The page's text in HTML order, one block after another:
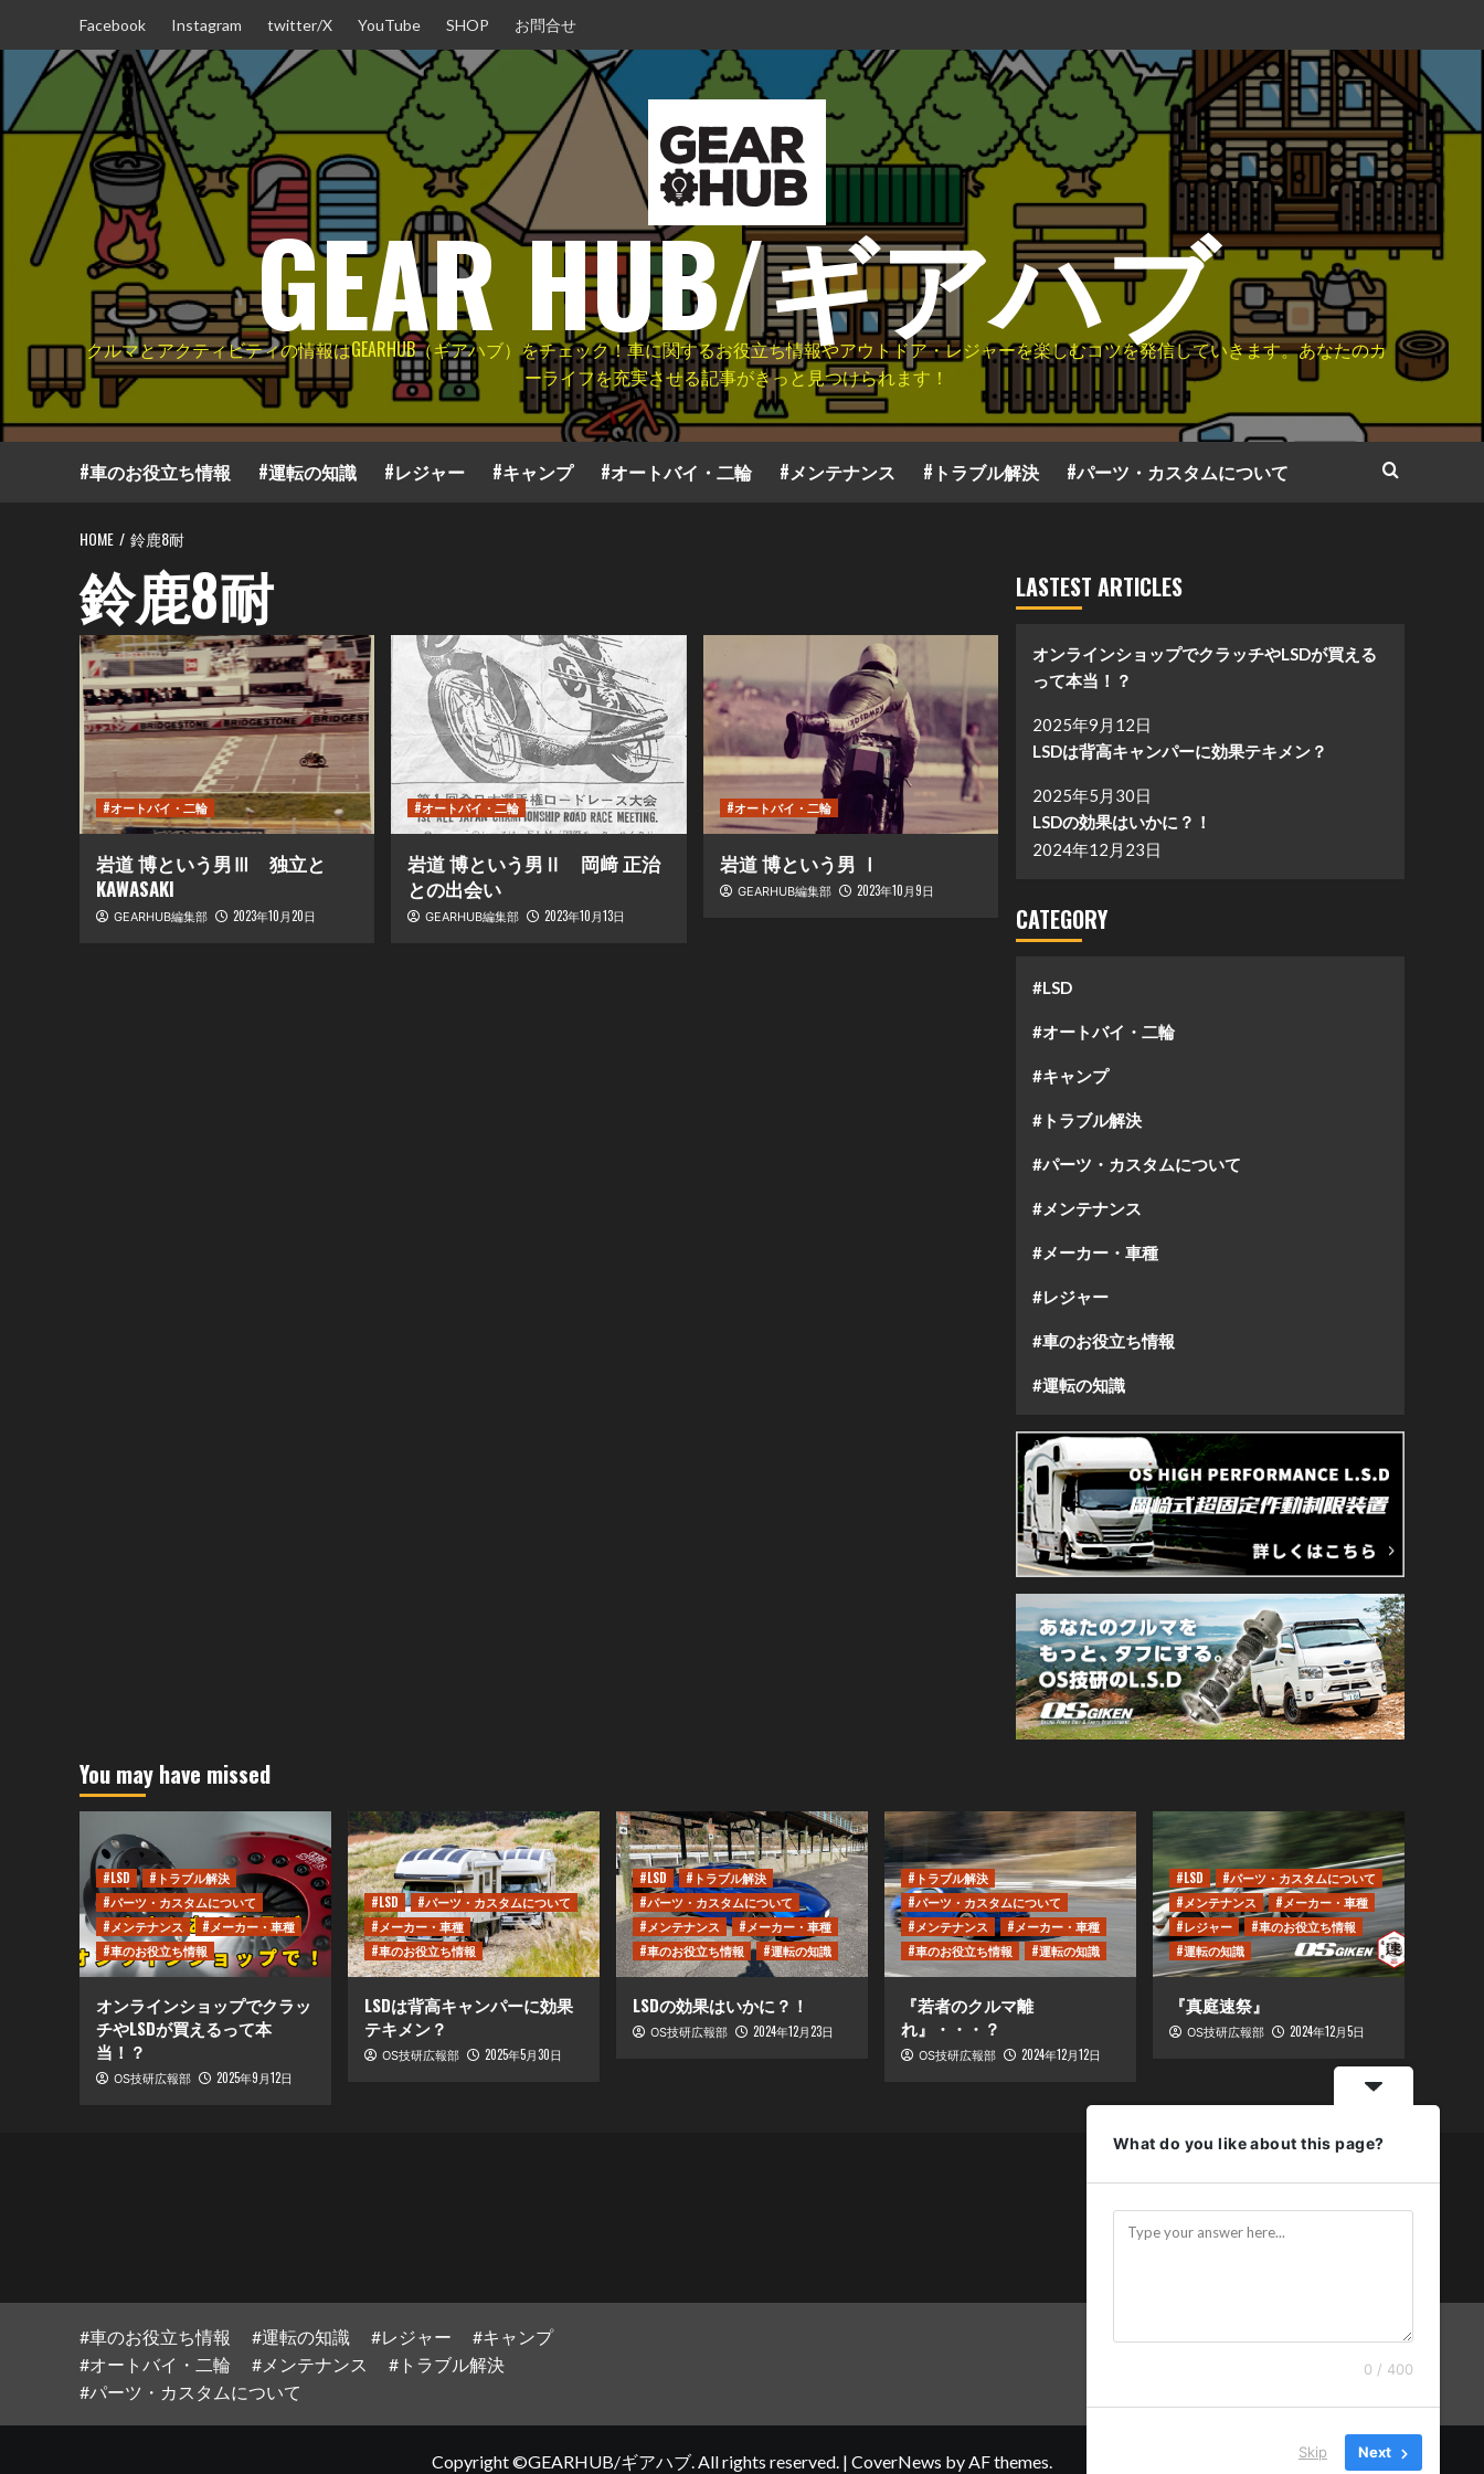
ツ
Facebook Instagram twitter/X YouTube SHOP お問合せ
GEAR HUB/ギアハブ
クルマとアクティビティの情報はGEARHUB（ギアハブ）をチェック！車に関するお役立ち情報やアウトドア・レジャーを楽しむコツを発信していきます。あなたのカ
ーライフを充実させる記事がきっと見つけられます！
#車のお役立ち情報 #運転の知識 #レジャー #キャンプ #オートバイ・二輪 #メンテナンス #トラブル解決 #パーツ・カスタムについて
HOME 鈴鹿8耐
鈴鹿8耐
#オートバイ・二輪
岩道 博という男Ⅲ 独立と
KAWASAKI
GEARHUB編集部 2023年10月20日
#オートバイ・二輪
岩道 博という男Ⅱ 岡﨑 正治
との出会い
GEARHUB編集部 2023年10月13日
#オートバイ・二輪
岩道 博という男 Ⅰ
GEARHUB編集部 2023年10月9日
LASTEST ARTICLES
オンラインショップでクラッチやLSDが買える
って本当！？
2025年9月12日
LSDは背高キャンパーに効果テキメン？
2025年5月30日
LSDの効果はいかに？！
2024年12月23日
CATEGORY
#LSD
#オートバイ・二輪
#キャンプ
#トラブル解決
#パーツ・カスタムについて
#メンテナンス
#メーカー・車種
#レジャー
#車のお役立ち情報
#運転の知識
You may have missed
#LSD
#トラブル解決
#パーツ・カスタムについて
#メンテナンス
#メーカー・車種
#車のお役立ち情報
オンラインショップでクラッ
チやLSDが買えるって本
当！？
OS技研広報部 2025年9月12日
#LSD
#パーツ・カスタムについて
#メーカー・車種
#車のお役立ち情報
LSDは背高キャンパーに効果
テキメン？
OS技研広報部 2025年5月30日
#LSD
#トラブル解決
#パーツ・カスタムについて
#メンテナンス
#メーカー・車種
#車のお役立ち情報
#運転の知識
LSDの効果はいかに？！
OS技研広報部 2024年12月23日
#トラブル解決
#パーツ・カスタムについて
#メンテナンス
#メーカー・車種
#車のお役立ち情報
#運転の知識
『若者のクルマ離
れ』・・・？
OS技研広報部 2024年12月12日
#LSD
#パーツ・カスタムについて
#メンテナンス
#メーカー・車種
#レジャー
#車のお役立ち情報
#運転の知識
『真庭速祭』
OS技研広報部 2024年12月5日
#車のお役立ち情報 #運転の知識 #レジャー
#キャンプ
#オートバイ・二輪
#メンテナンス
#トラブル解決
#パーツ・カスタムについて
SHOP お
せ
Copyright ©GEARHUB/ギアハブ. All rights reserved. | CoverNews by AF themes.
What do you like about this page?
0 / 400
Skip Next